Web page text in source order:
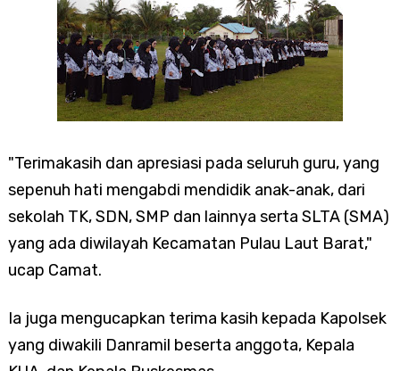
"Terimakasih dan apresiasi pada seluruh guru, yang
sepenuh hati mengabdi mendidik anak-anak, dari
sekolah TK, SDN, SMP dan lainnya serta SLTA (SMA)
yang ada diwilayah Kecamatan Pulau Laut Barat,"
ucap Camat.
Ia juga mengucapkan terima kasih kepada Kapolsek
yang diwakili Danramil beserta anggota, Kepala